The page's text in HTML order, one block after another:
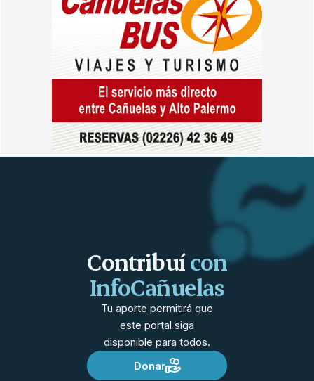
Contribuícon
InfoCañuelas
Tu aporte permitirá que
este portal siga
disponible para todos.
Donar